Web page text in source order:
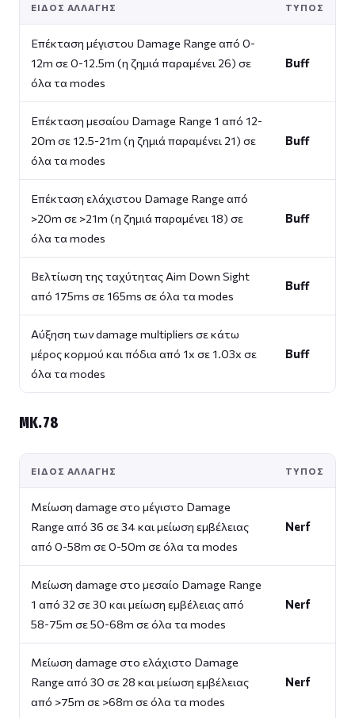
ΕΊΔΟΣ ΑΛΛΑΓΉΣ ΤΎΠΟΣ
Επέκταση μέγιστου Damage Range από 0-
12m σε 0-12.5m (η ζημιά παραμένει 26) σε
όλα τα modes
Buff
Επέκταση μεσαίου Damage Range 1 από 12-
20m σε 12.5-21m (η ζημιά παραμένει 21) σε
όλα τα modes
Buff
Επέκταση ελάχιστου Damage Range από
>20m σε >21m (η ζημιά παραμένει 18) σε
όλα τα modes
Buff
Βελτίωση της ταχύτητας Aim Down Sight
από 175ms σε 165ms σε όλα τα modes
Buff
Αύξηση των damage multipliers σε κάτω
μέρος κορμού και πόδια από 1x σε 1.03x σε
όλα τα modes
Buff
MK.78
ΕΊΔΟΣ ΑΛΛΑΓΉΣ ΤΎΠΟΣ
Μείωση damage στο μέγιστο Damage
Range από 36 σε 34 και μείωση εμβέλειας
από 0-58m σε 0-50m σε όλα τα modes
Nerf
Μείωση damage στο μεσαίο Damage Range
1 από 32 σε 30 και μείωση εμβέλειας από
58-75m σε 50-68m σε όλα τα modes
Nerf
Μείωση damage στο ελάχιστο Damage
Range από 30 σε 28 και μείωση εμβέλειας
από >75m σε >68m σε όλα τα modes
Nerf